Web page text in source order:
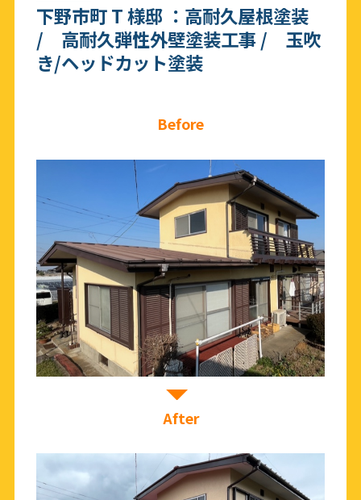
下野市町 T 様邸 ：高耐久屋根塗装
/ 高耐久弾性外壁塗装工事 / 玉吹
き/ヘッドカット塗装
Before
After